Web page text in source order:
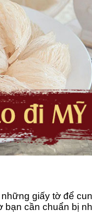
giấy tờ để
bạn cần chuẩn bị